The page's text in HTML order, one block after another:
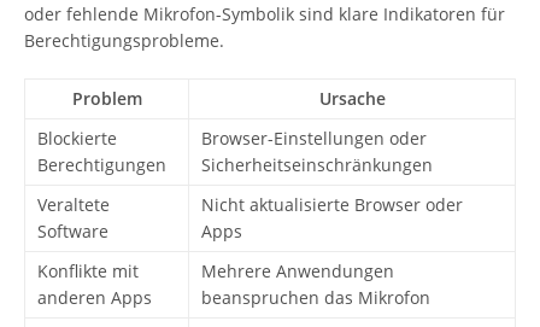
oder fehlende Mikrofon-Symbolik sind klare Indikatoren für
Berechtigungsprobleme.
Problem
Ursache
Blockierte
Berechtigungen
Browser-Einstellungen oder
Sicherheitseinschränkungen
Veraltete
Software
Nicht aktualisierte Browser oder
Apps
Konflikte mit
anderen Apps
Mehrere Anwendungen
beanspruchen das Mikrofon